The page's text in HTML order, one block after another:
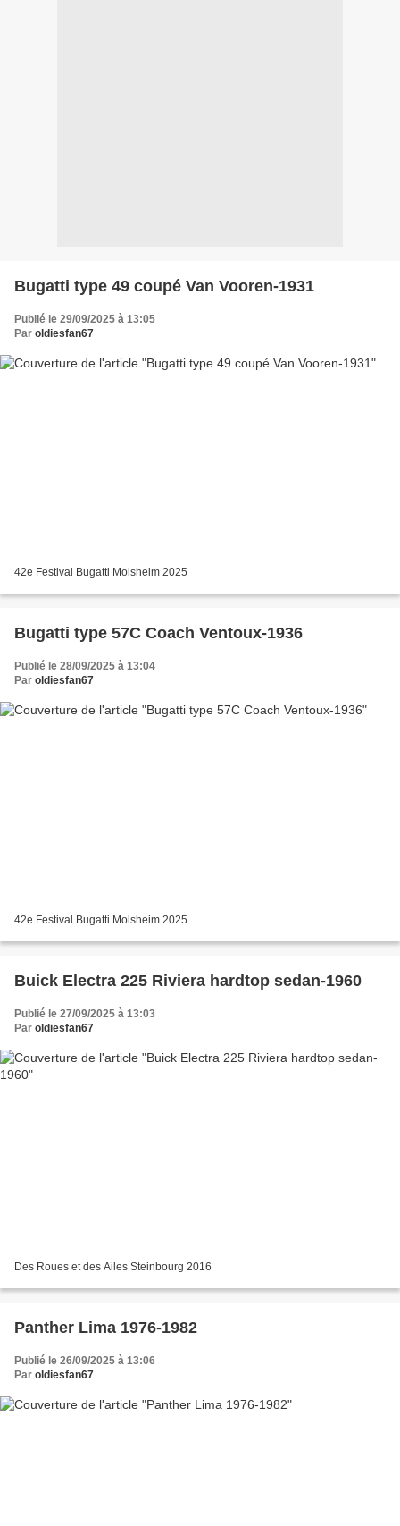
Bugatti type 49 coupé Van Vooren-1931
Publié le 29/09/2025 à 13:05
Par oldiesfan67
42e Festival Bugatti Molsheim 2025
Bugatti type 57C Coach Ventoux-1936
Publié le 28/09/2025 à 13:04
Par oldiesfan67
42e Festival Bugatti Molsheim 2025
Buick Electra 225 Riviera hardtop sedan-1960
Publié le 27/09/2025 à 13:03
Par oldiesfan67
Des Roues et des Ailes Steinbourg 2016
Panther Lima 1976-1982
Publié le 26/09/2025 à 13:06
Par oldiesfan67